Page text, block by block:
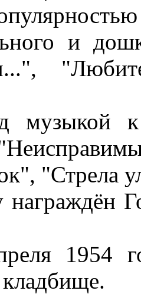
и
музыкой
"Стрела
награждён
1954